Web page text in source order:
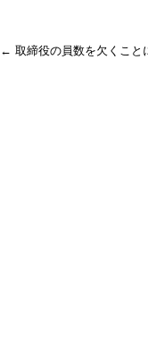
← 取締役の員数を欠くこと